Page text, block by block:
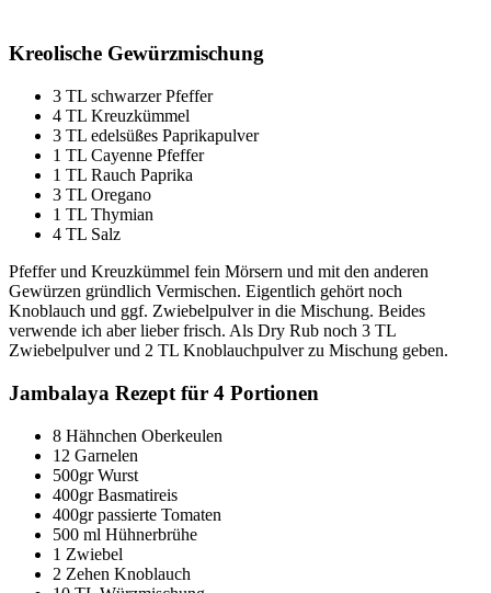
Kreolische Gewürzmischung
3 TL schwarzer Pfeffer
4 TL Kreuzkümmel
3 TL edelsüßes Paprikapulver
1 TL Cayenne Pfeffer
1 TL Rauch Paprika
3 TL Oregano
1 TL Thymian
4 TL Salz
Pfeffer und Kreuzkümmel fein Mörsern und mit den anderen
Gewürzen gründlich Vermischen. Eigentlich gehört noch
Knoblauch und ggf. Zwiebelpulver in die Mischung. Beides
verwende ich aber lieber frisch. Als Dry Rub noch 3 TL
Zwiebelpulver und 2 TL Knoblauchpulver zu Mischung geben.
Jambalaya Rezept für 4 Portionen
8 Hähnchen Oberkeulen
12 Garnelen
500gr Wurst
400gr Basmatireis
400gr passierte Tomaten
500 ml Hühnerbrühe
1 Zwiebel
2 Zehen Knoblauch